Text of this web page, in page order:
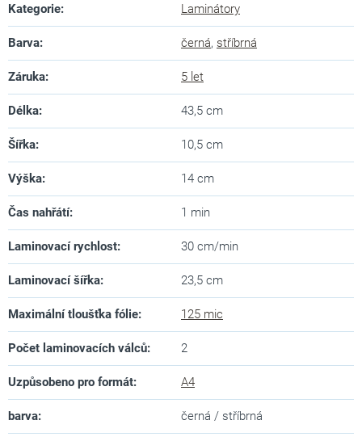
Kategorie: Laminátory
Barva: černá, stříbrná
Záruka: 5 let
Délka: 43,5 cm
Šířka: 10,5 cm
Výška: 14 cm
Čas nahřátí: 1 min
Laminovací rychlost: 30 cm/min
Laminovací šířka: 23,5 cm
Maximální tloušťka fólie: 125 mic
Počet laminovacích válců: 2
Uzpůsobeno pro formát: A4
barva: černá / stříbrná